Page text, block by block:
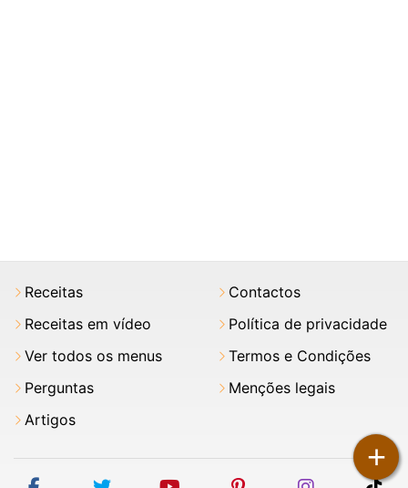
+
Receitas
Receitas em vídeo
Ver todos os menus
Perguntas
Artigos
Contactos
Política de privacidade
Termos e Condições
Menções legais